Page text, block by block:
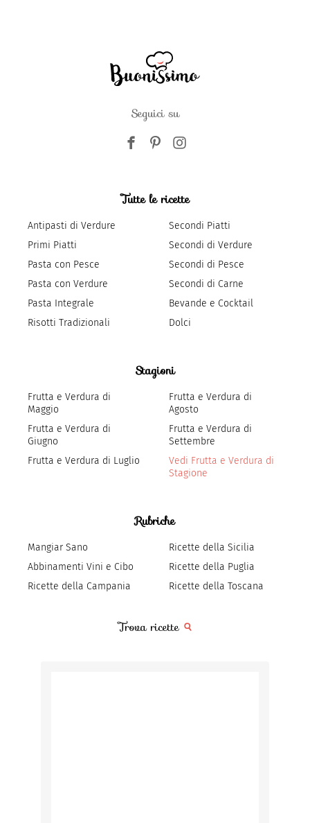
Seguici su
Tutte le ricette
Antipasti di Verdure
Primi Piatti
Pasta con Pesce
Pasta con Verdure
Pasta Integrale
Risotti Tradizionali
Secondi Piatti
Secondi di Verdure
Secondi di Pesce
Secondi di Carne
Bevande e Cocktail
Dolci
Stagioni
Frutta e Verdura di
Maggio
Frutta e Verdura di
Giugno
Frutta e Verdura di Luglio
Frutta e Verdura di
Agosto
Frutta e Verdura di
Settembre
Vedi Frutta e Verdura di
Stagione
Rubriche
Mangiar Sano
Abbinamenti Vini e Cibo
Ricette della Campania
Ricette della Sicilia
Ricette della Puglia
Ricette della Toscana
Trova ricette